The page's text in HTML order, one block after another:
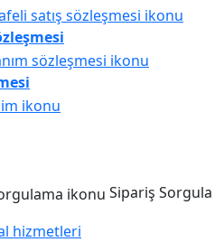
Sipariş Sorgula